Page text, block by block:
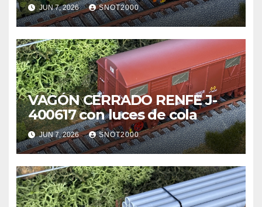
JUN 7, 2026 SNOT2000
VAGÓN CERRADO RENFE J-
400617 con luces de cola
JUN 7, 2026 SNOT2000